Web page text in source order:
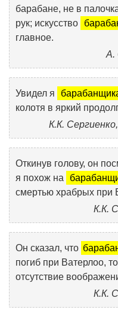
барабане, не в
рук; искусство
главное.
А.
Увидел я
колотя в яркий
К.К.
Откинув голову, он
я похож на
смертью храбрых при
К.К.
Он сказал, что
погиб при Ватерлоо,
отсутствие
К.К.